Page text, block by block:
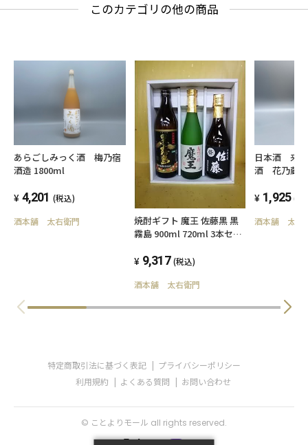
このカテゴリの他の商品
あらごしみっく酒 梅乃宿
酒造 1800ml
4,201 (税込)
酒本舗 太右衛門
焼酎ギフト 魔王 佐藤黒 黒
霧島 900ml 720ml 3本セッ
9,317 (税込)
酒本舗 太右衛門
日本酒 来
酒 花乃蔵
1,925 (税
酒本舗 太右
特定商取引法に基づく表記
プライバシーポリシー
利用規約
よくある質問 お問い合わせ
© ことよりモール all rights reserved.